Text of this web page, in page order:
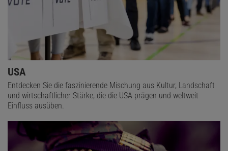
USA
Entdecken Sie die faszinierende Mischung aus Kultur, Landschaft
und wirtschaftlicher Stärke, die die USA prägen und weltweit
Einfluss ausüben.